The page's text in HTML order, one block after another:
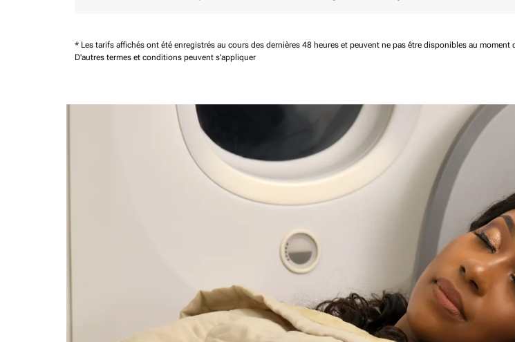
* Les tarifs affichés ont été enregistrés au cours des dernières 48 heures et peuvent ne pas être disponibles au moment
D'autres termes et conditions peuvent s'appliquer